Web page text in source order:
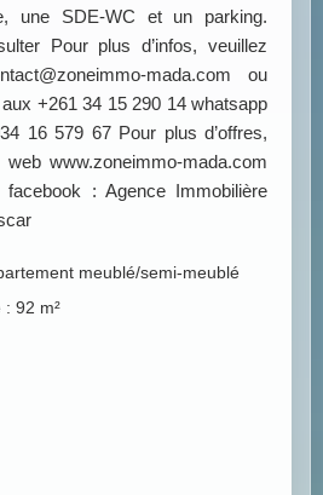
une SDE-WC et un parking.
Pour plus d’infos, veuillez
mada.com ou
+261 34 15 290 14 whatsapp
16 579 67 Pour plus d’offres,
www.zoneimmo-mada.com
facebook : Agence Immobilière
meublé/semi-meublé
92 m²